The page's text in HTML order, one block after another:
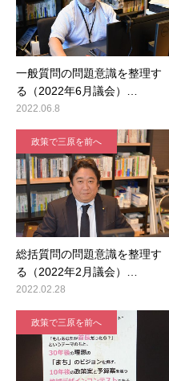
一般質問の問題意識を整理す
る（2022年6月議会）…
2022.06.8
政策で三原を前へ
総括質問の問題意識を整理す
る（2022年2月議会）…
2022.02.28
政策で三原を前へ